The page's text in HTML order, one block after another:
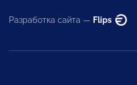
Разработка сайта — Flips